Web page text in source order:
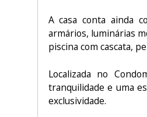
A casa conta ainda
armários, luminárias
piscina com cascata,
Localizada no
tranquilidade e uma
exclusividade.